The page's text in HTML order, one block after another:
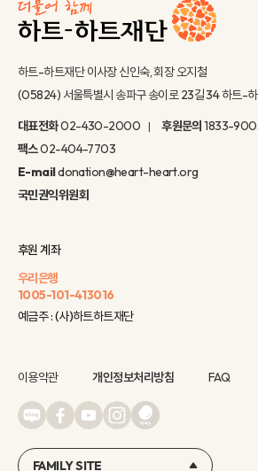
하트-하트재단 이사장 신인숙, 회장 오지철
(05824) 서울특별시 송파구 송이로 23길 34 하트-
대표전화02-430-2000 후원문의1833-
팩스02-404-7703
E-maildonation@heart-heart.org
국민권익위원회
후원 계좌
우리은행
1005-101-413016
예금주 : (사)하트하트재단
이용약관 개인정보처리방침 FAQ
FAMILY SITE